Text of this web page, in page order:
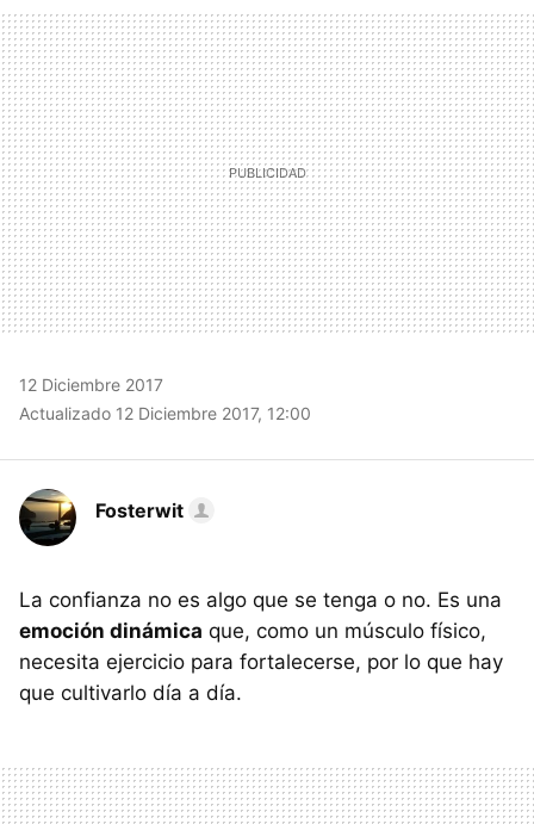
MAIL
12 Diciembre 2017
Actualizado 12 Diciembre 2017, 12:00
Fosterwit
La confianza no es algo que se tenga o no. Es una
emoción dinámica que, como un músculo físico,
necesita ejercicio para fortalecerse, por lo que hay
que cultivarlo día a día.